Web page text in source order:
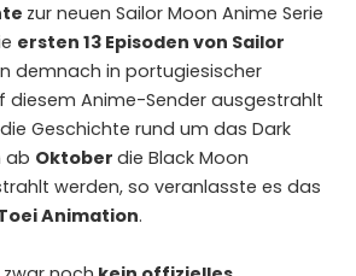
zur neuen Sailor Moon Anime Serie
ersten 13 Episoden von Sailor
demnach in portugiesischer
diesem Anime-Sender ausgestrahlt
Geschichte rund um das Dark
ab Oktober die Black Moon
werden, so veranlasste es das
Animation.